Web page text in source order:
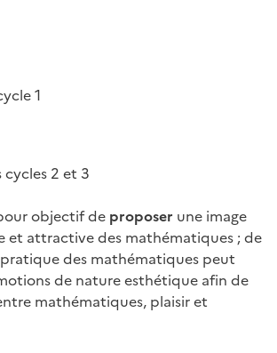
1
2 et 3
objectif de proposer une image
et attractive des mathématiques ; de
des mathématiques peut
de nature esthétique afin de
mathématiques, plaisir et